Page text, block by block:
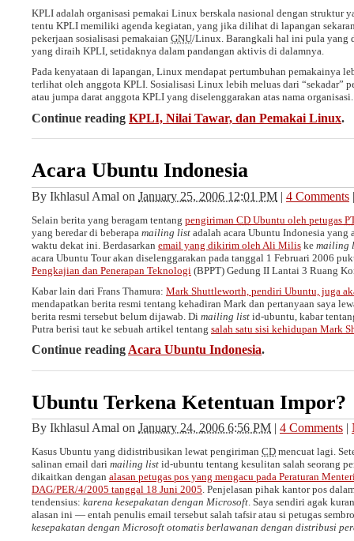
KPLI adalah organisasi pemakai Linux berskala nasional dengan struktur
tentu KPLI memiliki agenda kegiatan, yang jika dilihat di lapangan
pekerjaan sosialisasi pemakaian GNU/Linux. Barangkali hal ini pula yang
yang diraih KPLI, setidaknya dalam pandangan aktivis di dalamnya.
Pada kenyataan di lapangan, Linux mendapat pertumbuhan pemakainya
terlihat oleh anggota KPLI. Sosialisasi Linux lebih meluas dari “sekadar”
atau jumpa darat anggota KPLI yang diselenggarakan atas nama organisasi.
Continue reading KPLI, Nilai Tawar, dan Pemakai Linux.
Acara Ubuntu Indonesia
By Ikhlasul Amal on January 25, 2006 12:01 PM | 4 Comments |
Selain berita yang beragam tentang pengiriman CD Ubuntu oleh petugas
yang beredar di beberapa mailing list adalah acara Ubuntu Indonesia yang
waktu dekat ini. Berdasarkan email yang dikirim oleh Ali Milis ke mailing
acara Ubuntu Tour akan diselenggarakan pada tanggal 1 Februari 2006
Pengkajian dan Penerapan Teknologi (BPPT) Gedung II Lantai 3 Ruang
Kabar lain dari Frans Thamura: Mark Shuttleworth, pendiri Ubuntu, juga
mendapatkan berita resmi tentang kehadiran Mark dan pertanyaan saya
berita resmi tersebut belum dijawab. Di mailing list id-ubuntu, kabar
Putra berisi taut ke sebuah artikel tentang salah satu sisi kehidupan Mark
Continue reading Acara Ubuntu Indonesia.
Ubuntu Terkena Ketentuan Impor?
By Ikhlasul Amal on January 24, 2006 6:56 PM | 4 Comments |
Kasus Ubuntu yang didistribusikan lewat pengiriman CD mencuat lagi.
salinan email dari mailing list id-ubuntu tentang kesulitan salah seorang
dikaitkan dengan alasan petugas pos yang mengacu pada Peraturan
DAG/PER/4/2005 tanggal 18 Juni 2005. Penjelasan pihak kantor pos
tendensius: karena kesepakatan dengan Microsoft. Saya sendiri agak
alasan ini — entah penulis email tersebut salah tafsir atau si petugas
kesepakatan dengan Microsoft otomatis berlawanan dengan distribusi